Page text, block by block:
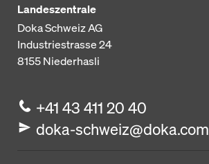
Landeszentrale
Doka Schweiz AG
Industriestrasse 24
8155Niederhasli
+41 43 411 20 40
doka-schweiz@doka.com